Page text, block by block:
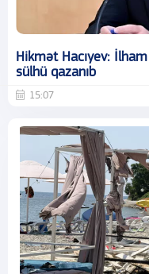
Hikmət Hacıyev:
sülhü qazanıb
15:07